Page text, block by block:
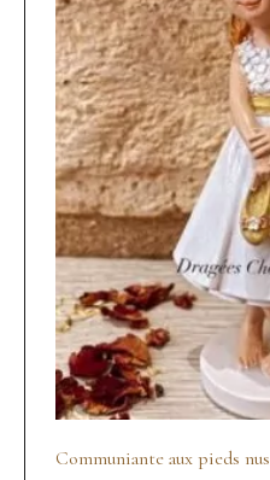
Communiante aux pieds nus